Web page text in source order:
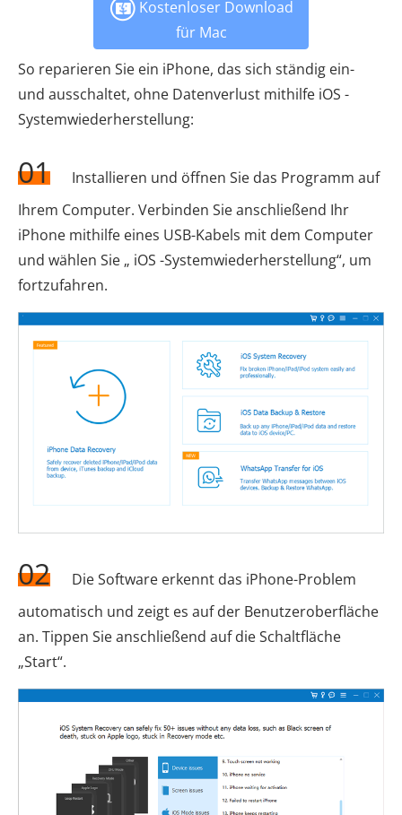
Kostenloser Download
für Mac
So reparieren Sie ein iPhone, das sich ständig ein-
und ausschaltet, ohne Datenverlust mithilfe iOS -
Systemwiederherstellung:
01
Installieren und öffnen Sie das Programm auf
Ihrem Computer. Verbinden Sie anschließend Ihr
iPhone mithilfe eines USB-Kabels mit dem Computer
und wählen Sie „ iOS -Systemwiederherstellung“, um
fortzufahren.
02
Die Software erkennt das iPhone-Problem
automatisch und zeigt es auf der Benutzeroberfläche
an. Tippen Sie anschließend auf die Schaltfläche
„Start“.